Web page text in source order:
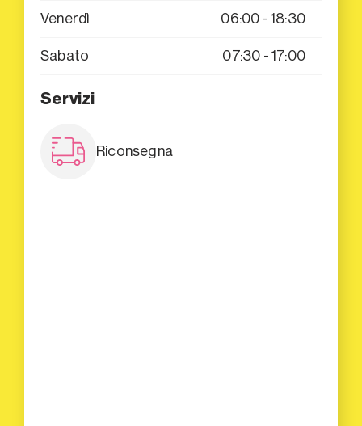
Venerdì 06:00 - 18:30
Sabato 07:30 - 17:00
Servizi
Riconsegna